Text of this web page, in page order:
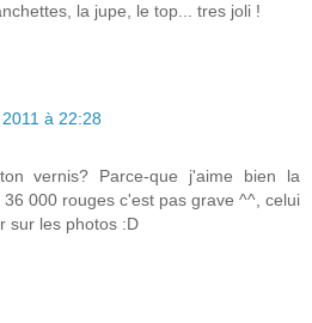
la jupe, le top... tres joli !
à 22:28
vernis? Parce-que j'aime bien la
000 rouges c'est pas grave ^^, celui
sur les photos :D